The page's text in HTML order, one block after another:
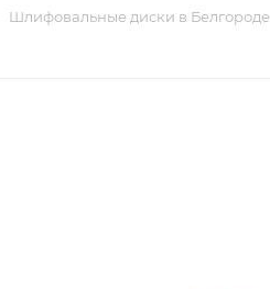
Шлифовальные диски в Белгороде